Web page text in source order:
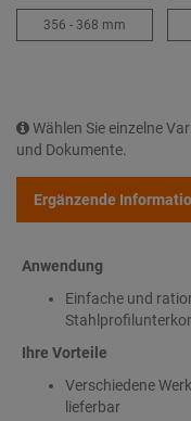
356 - 368 mm
Wählen Sie einzelne
und Dokumente.
Ergänzende
Anwendung
Einfache und
Ihre Vorteile
Verschiedene
lieferbar